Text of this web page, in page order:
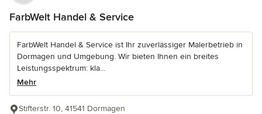
FarbWelt Handel & Service
FarbWelt Handel & Service ist Ihr zuverlässiger Malerbetrieb in
Dormagen und Umgebung. Wir bieten Ihnen ein breites
Leistungsspektrum: kla...
Mehr
Stifterstr. 10, 41541 Dormagen